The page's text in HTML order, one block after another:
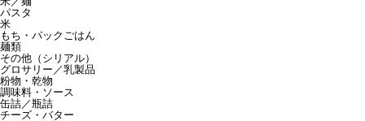
パスタ
米
もち・パックごはん
麺類
その他（シリアル）
グロサリー／乳製品
粉物・乾物
調味料・ソース
缶詰／瓶詰
チーズ・バター